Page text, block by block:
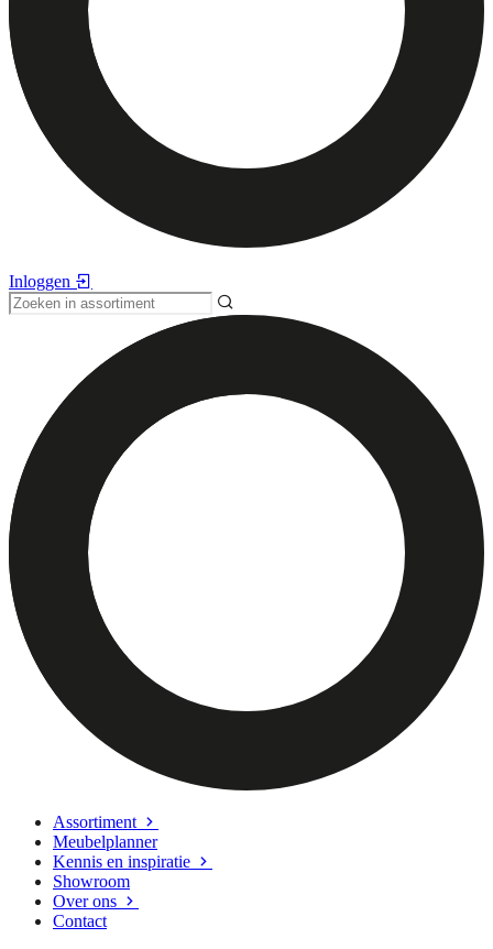
Inloggen
Assortiment
Meubelplanner
Kennis en inspiratie
Showroom
Over ons
Contact